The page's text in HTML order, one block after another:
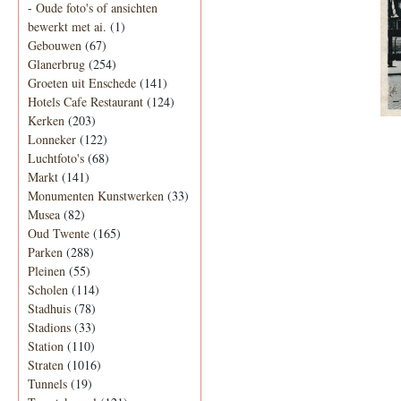
- Oude foto's of ansichten
bewerkt met ai. (1)
Gebouwen (67)
Glanerbrug (254)
Groeten uit Enschede (141)
Hotels Cafe Restaurant (124)
Kerken (203)
Lonneker (122)
Luchtfoto's (68)
Markt (141)
Monumenten Kunstwerken (33)
Musea (82)
Oud Twente (165)
Parken (288)
Pleinen (55)
Scholen (114)
Stadhuis (78)
Stadions (33)
Station (110)
Straten (1016)
Tunnels (19)